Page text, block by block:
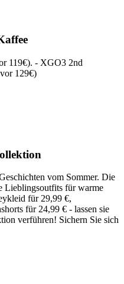
119€). - XGO3 2nd
129€)
vom Sommer. Die
Lieblingsoutfits für warme
für 29,99 €,
für 24,99 € - lassen sie
verführen! Sichern Sie sich